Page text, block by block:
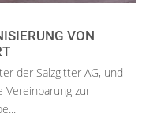
VON
der Salzgitter AG, und
Vereinbarung zur